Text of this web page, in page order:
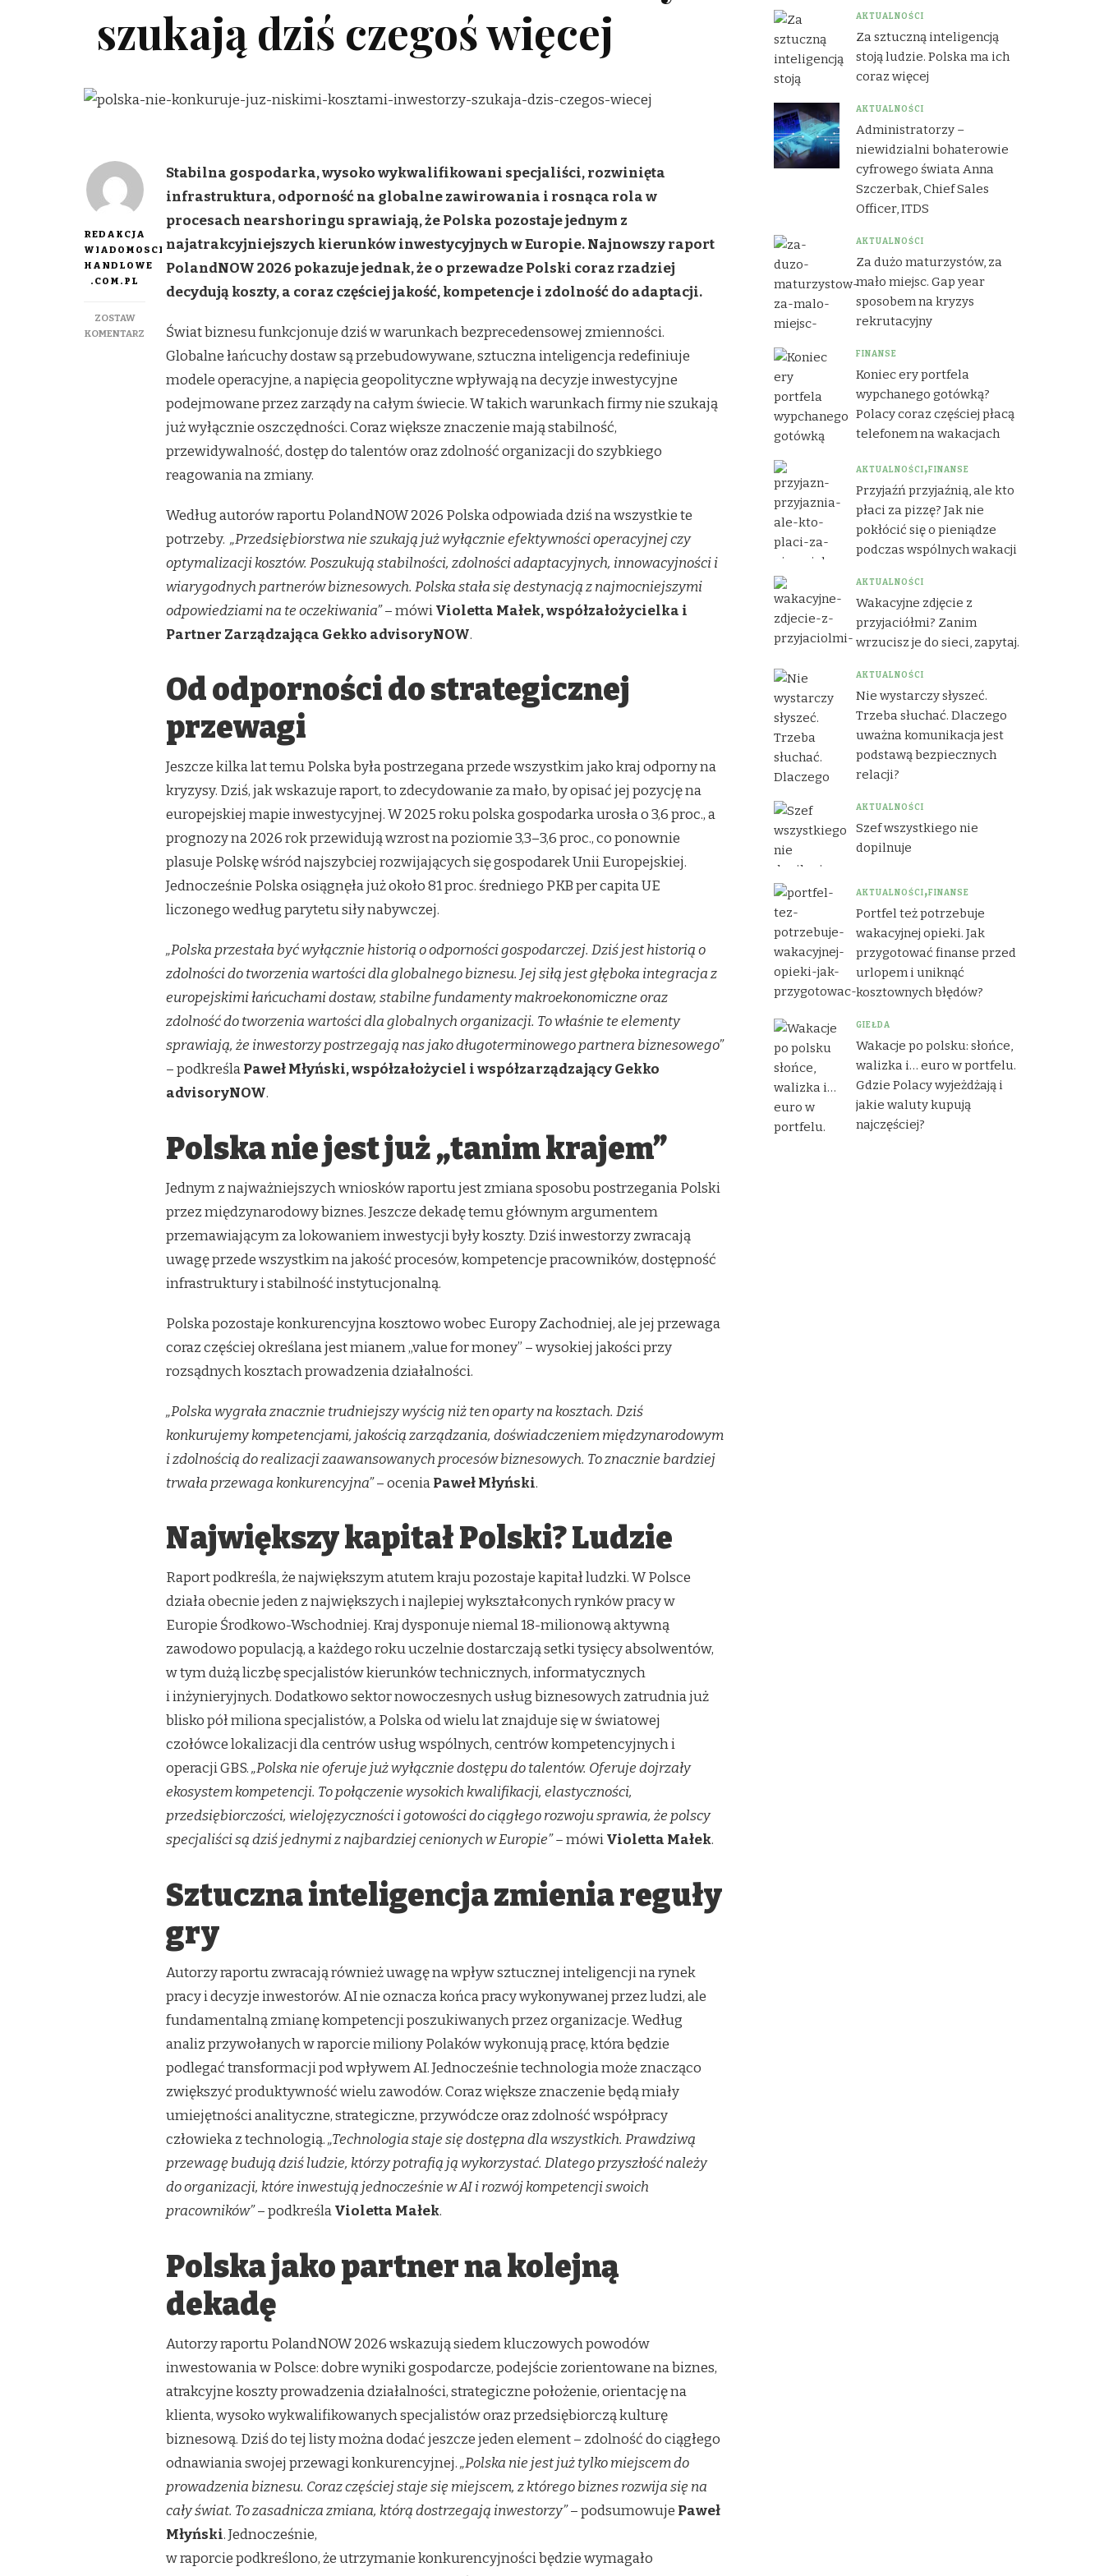
szukają dziś czegoś więcej
REDAKCJA
WIADOMOSCI
HANDLOWE
.COM.PL
ZOSTAW
KOMENTARZ
POLSKA
KONKURUJE
NISKIMI
KOSZTAMI.
SZUKAJĄ
Stabilna gospodarka, wysoko wykwalifikowani specjaliści, rozwinięta
infrastruktura, odporność na globalne zawirowania i rosnąca rola w
procesach nearshoringu sprawiają, że Polska pozostaje jednym z
najatrakcyjniejszych kierunków inwestycyjnych w Europie. Najnowszy raport
PolandNOW 2026 pokazuje jednak, że o przewadze Polski coraz rzadziej
decydują koszty, a coraz częściej jakość, kompetencje i zdolność do adaptacji.
Świat biznesu funkcjonuje dziś w warunkach bezprecedensowej zmienności.
Globalne łańcuchy dostaw są przebudowywane, sztuczna inteligencja redefiniuje
modele operacyjne, a napięcia geopolityczne wpływają na decyzje inwestycyjne
podejmowane przez zarządy na całym świecie. W takich warunkach firmy nie szukają
już wyłącznie oszczędności. Coraz większe znaczenie mają stabilność,
przewidywalność, dostęp do talentów oraz zdolność organizacji do szybkiego
reagowania na zmiany.
Według autorów raportu PolandNOW 2026 Polska odpowiada dziś na wszystkie te
potrzeby. „Przedsiębiorstwa nie szukają już wyłącznie efektywności operacyjnej czy
optymalizacji kosztów. Poszukują stabilności, zdolności adaptacyjnych, innowacyjności i
wiarygodnych partnerów biznesowych. Polska stała się destynacją z najmocniejszymi
odpowiedziami na te oczekiwania”– mówiVioletta Małek, współzałożycielka i
Partner Zarządzająca Gekko advisoryNOW.
Od odporności do strategicznej
przewagi
Jeszcze kilka lat temu Polska była postrzegana przede wszystkim jako kraj odporny na
kryzysy. Dziś, jak wskazuje raport, to zdecydowanie za mało, by opisać jej pozycję na
europejskiej mapie inwestycyjnej. W 2025 roku polska gospodarka urosła o 3,6 proc., a
prognozy na 2026 rok przewidują wzrost na poziomie 3,3–3,6 proc., co ponownie
plasuje Polskę wśród najszybciej rozwijających się gospodarek Unii Europejskiej.
Jednocześnie Polska osiągnęła już około 81 proc. średniego PKB per capita UE
liczonego według parytetu siły nabywczej.
„Polska przestała być wyłącznie historią o odporności gospodarczej. Dziś jest historią o
zdolności do tworzenia wartości dla globalnego biznesu. Jej siłą jest głęboka integracja z
europejskimi łańcuchami dostaw, stabilne fundamenty makroekonomiczne oraz
zdolność do tworzenia wartości dla globalnych organizacji. To właśnie te elementy
sprawiają, że inwestorzy postrzegają nas jako długoterminowego partnera biznesowego”
– podkreślaPaweł Młyński, współzałożyciel i współzarządzający Gekko
advisoryNOW.
Polska nie jest już „tanim krajem”
Jednym z najważniejszych wniosków raportu jest zmiana sposobu postrzegania Polski
przez międzynarodowy biznes. Jeszcze dekadę temu głównym argumentem
przemawiającym za lokowaniem inwestycji były koszty. Dziś inwestorzy zwracają
uwagę przede wszystkim na jakość procesów, kompetencje pracowników, dostępność
infrastruktury i stabilność instytucjonalną.
Polska pozostaje konkurencyjna kosztowo wobec Europy Zachodniej, ale jej przewaga
coraz częściej określana jest mianem „value for money” – wysokiej jakości przy
rozsądnych kosztach prowadzenia działalności.
„Polska wygrała znacznie trudniejszy wyścig niż ten oparty na kosztach. Dziś
konkurujemy kompetencjami, jakością zarządzania, doświadczeniem międzynarodowym
i zdolnością do realizacji zaawansowanych procesów biznesowych. To znacznie bardziej
trwała przewaga konkurencyjna”– oceniaPaweł Młyński.
Największy kapitał Polski? Ludzie
Raport podkreśla, że największym atutem kraju pozostaje kapitał ludzki. W Polsce
działa obecnie jeden z największych i najlepiej wykształconych rynków pracy w
Europie Środkowo-Wschodniej. Kraj dysponuje niemal 18-milionową aktywną
zawodowo populacją, a każdego roku uczelnie dostarczają setki tysięcy absolwentów,
w tym dużą liczbę specjalistów kierunków technicznych, informatycznych
i inżynieryjnych. Dodatkowo sektor nowoczesnych usług biznesowych zatrudnia już
blisko pół miliona specjalistów, a Polska od wielu lat znajduje się w światowej
czołówce lokalizacji dla centrów usług wspólnych, centrów kompetencyjnych i
operacji GBS.„Polska nie oferuje już wyłącznie dostępu do talentów. Oferuje dojrzały
ekosystem kompetencji. To połączenie wysokich kwalifikacji, elastyczności,
przedsiębiorczości, wielojęzyczności i gotowości do ciągłego rozwoju sprawia, że polscy
specjaliści są dziś jednymi z najbardziej cenionych w Europie” –mówiVioletta Małek.
Sztuczna inteligencja zmienia reguły
gry
Autorzy raportu zwracają również uwagę na wpływ sztucznej inteligencji na rynek
pracy i decyzje inwestorów. AI nie oznacza końca pracy wykonywanej przez ludzi, ale
fundamentalną zmianę kompetencji poszukiwanych przez organizacje. Według
analiz przywołanych w raporcie miliony Polaków wykonują pracę, która będzie
podlegać transformacji pod wpływem AI. Jednocześnie technologia może znacząco
zwiększyć produktywność wielu zawodów. Coraz większe znaczenie będą miały
umiejętności analityczne, strategiczne, przywódcze oraz zdolność współpracy
człowieka z technologią.„Technologia staje się dostępna dla wszystkich. Prawdziwą
przewagę budują dziś ludzie, którzy potrafią ją wykorzystać. Dlatego przyszłość należy
do organizacji, które inwestują jednocześnie w AI i rozwój kompetencji swoich
pracowników”– podkreślaVioletta Małek.
Polska jako partner na kolejną
dekadę
Autorzy raportu PolandNOW 2026 wskazują siedem kluczowych powodów
inwestowania w Polsce: dobre wyniki gospodarcze, podejście zorientowane na biznes,
atrakcyjne koszty prowadzenia działalności, strategiczne położenie, orientację na
klienta, wysoko wykwalifikowanych specjalistów oraz przedsiębiorczą kulturę
biznesową. Dziś do tej listy można dodać jeszcze jeden element – zdolność do ciągłego
odnawiania swojej przewagi konkurencyjnej.„Polska nie jest już tylko miejscem do
prowadzenia biznesu. Coraz częściej staje się miejscem, z którego biznes rozwija się na
cały świat. To zasadnicza zmiana, którą dostrzegają inwestorzy”– podsumowuje Paweł
Młyński. Jednocześnie,
w raporcie podkreślono, że utrzymanie konkurencyjności będzie wymagało
AKTUALNOŚCI
Za sztuczną inteligencją
stoją ludzie. Polska ma ich
coraz więcej
AKTUALNOŚCI
Administratorzy –
niewidzialni bohaterowie
cyfrowego świata Anna
Szczerbak, Chief Sales
Officer, ITDS
AKTUALNOŚCI
Za dużo maturzystów, za
mało miejsc. Gap year
sposobem na kryzys
rekrutacyjny
FINANSE
Koniec ery portfela
wypchanego gotówką?
Polacy coraz częściej płacą
telefonem na wakacjach
AKTUALNOŚCI FINANSE
Przyjaźń przyjaźnią, ale kto
płaci za pizzę? Jak nie
pokłócić się o pieniądze
podczas wspólnych wakacji
AKTUALNOŚCI
Wakacyjne zdjęcie z
przyjaciółmi? Zanim
wrzucisz je do sieci, zapytaj.
AKTUALNOŚCI
Nie wystarczy słyszeć.
Trzeba słuchać. Dlaczego
uważna komunikacja jest
podstawą bezpiecznych
relacji?
AKTUALNOŚCI
Szef wszystkiego nie
dopilnuje
AKTUALNOŚCI FINANSE
Portfel też potrzebuje
wakacyjnej opieki. Jak
przygotować finanse przed
urlopem i uniknąć
kosztownych błędów?
GIEŁDA
Wakacje po polsku: słońce,
walizka i… euro w portfelu.
Gdzie Polacy wyjeżdżają i
jakie waluty kupują
najczęściej?